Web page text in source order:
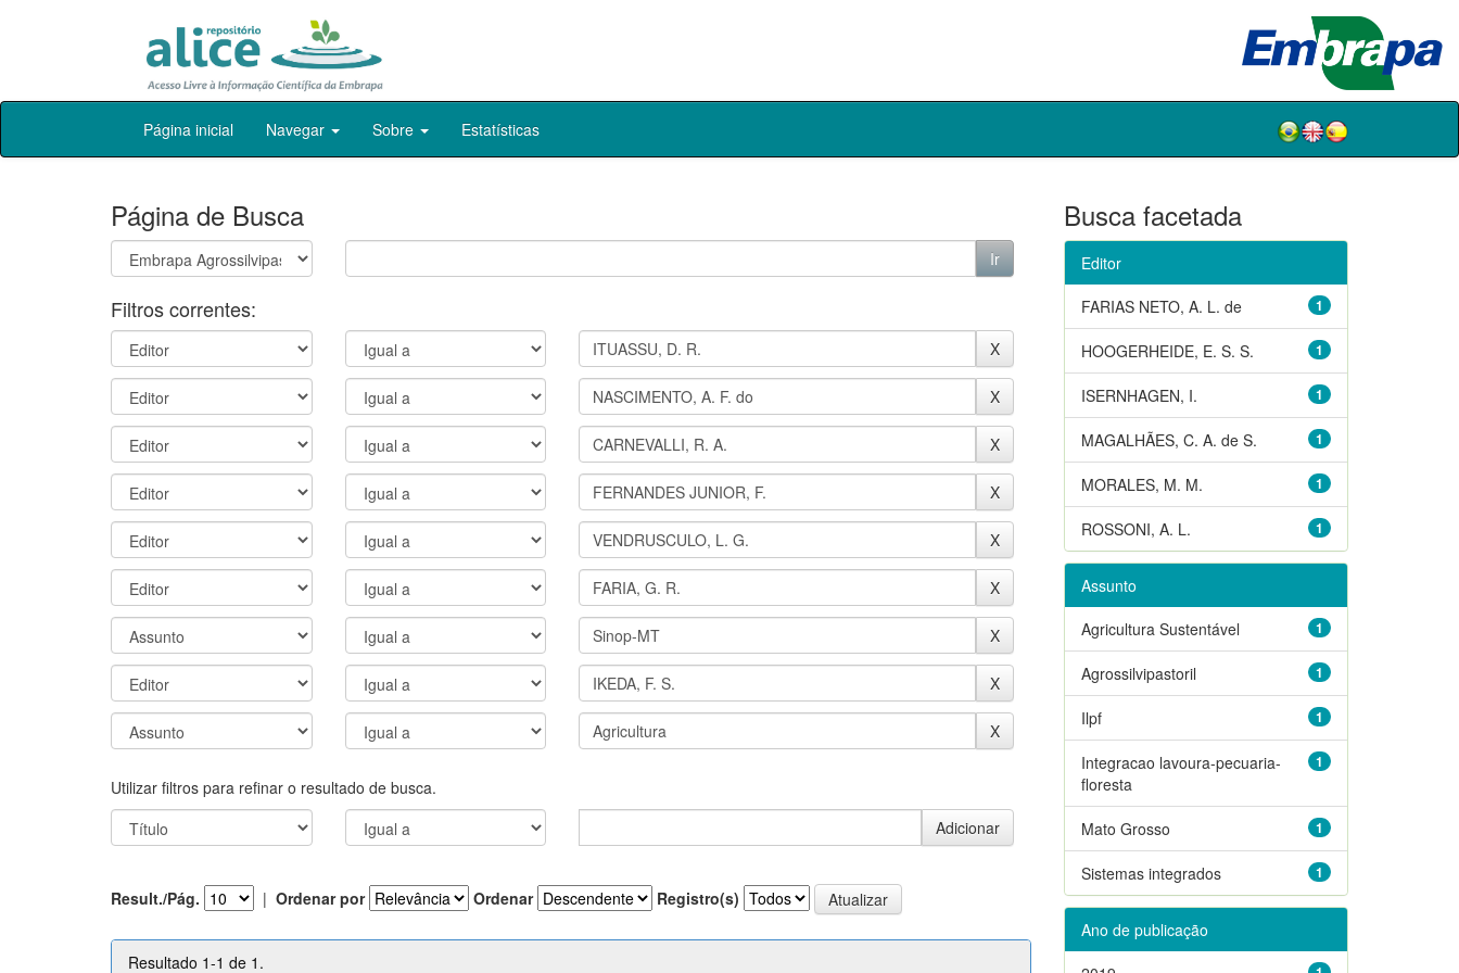
Skip
Página inicial Navegar Sobre Estatísticas
Página de Busca
Filtros correntes:
Utilizar filtros para refinar o resultado de busca.
Result./Pág. | Ordenar por Ordenar Registro(s)
Resultado 1-1 de 1.
Busca facetada
Editor
1
FARIAS NETO, A. L. de
1
HOOGERHEIDE, E. S. S.
1
ISERNHAGEN, I.
1
MAGALHÃES, C. A. de S.
1
MORALES, M. M.
1
ROSSONI, A. L.
Assunto
1
Agricultura Sustentável
1
Agrossilvipastoril
1
Ilpf
1
Integracao lavoura-pecuaria-
floresta
1
Mato Grosso
1
Sistemas integrados
Ano de publicação